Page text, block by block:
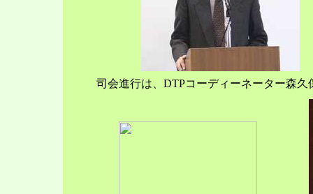
司会進行は、DTPコーディーネーター森久